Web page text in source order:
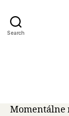
Search
Momentálne